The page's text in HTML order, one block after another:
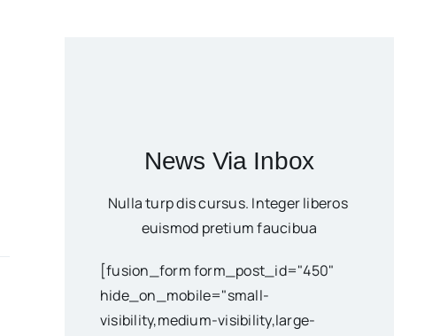
News Via Inbox
Nulla turp dis cursus. Integer liberos
euismod pretium faucibua
[fusion_form form_post_id="450"
hide_on_mobile="small-
visibility,medium-visibility,large-